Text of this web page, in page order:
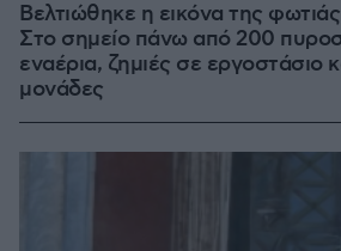
Βελτιώθηκε η εικόνα της
Στο σημείο πάνω από 200
εναέρια, ζημιές σε εργοστάσιο
μονάδες